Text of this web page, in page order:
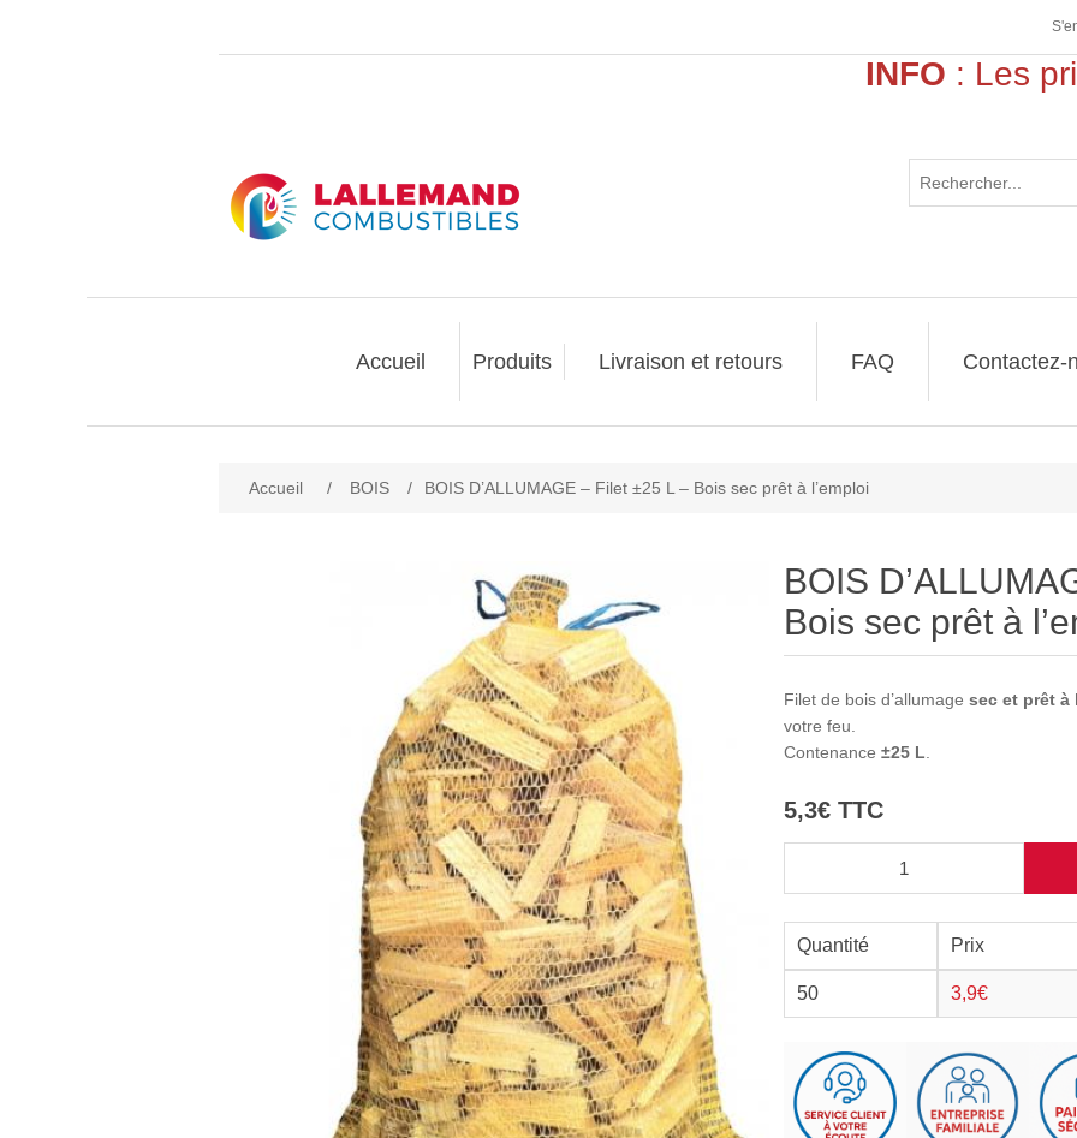
INFO: Les prix
Accueil Produits Livraison et retours FAQ Contactez-
Accueil / BOIS / BOIS D’ALLUMAGE – Filet ±25 L – Bois sec prêt à l’emploi
BOIS
Bois sec prêt à
Filet de bois d’allumagesec et prêt à
votre feu.
Contenance±25 L
5,3€ TTC
Quantité
50
Prix
3,9€